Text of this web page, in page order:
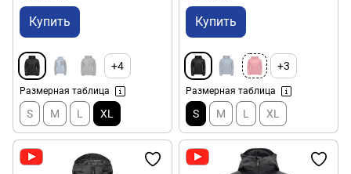
Купить
+4
Размерная таблица
S M L XL
Купить
+3
Размерная таблица
S M L XL